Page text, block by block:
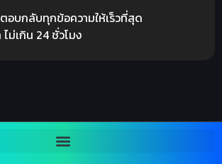
อบกลับทุกข้อความให้เร็วที่สุด
ม่เกิน 24 ชั่วโมง